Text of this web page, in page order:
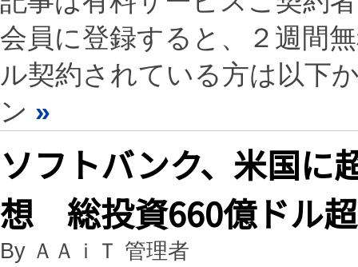
会員に登録すると、２週間
ル契約されている方は以下
ン »
ソフトバンク、米国に
想 総投資660億ドル超
By ＡＡｉＴ 管理者